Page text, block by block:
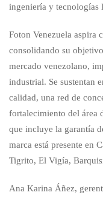
ingeniería y tecnologías
Foton Venezuela aspira
consolidando su
mercado venezolano,
industrial. Se sustentan
calidad, una red de
fortalecimiento del área
que incluye la garantía
marca está presente en
Tigrito, El Vigía,
Ana Karina Áñez,